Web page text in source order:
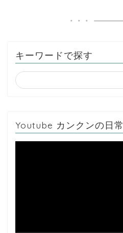
キーワードで探す
Youtube カンクンの日常